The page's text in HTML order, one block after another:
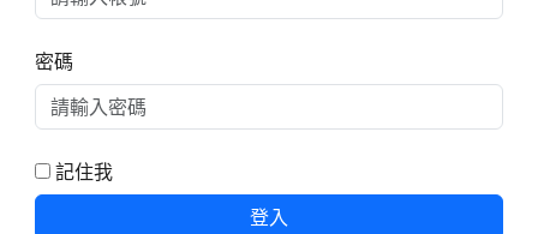
密碼
記住我
登入